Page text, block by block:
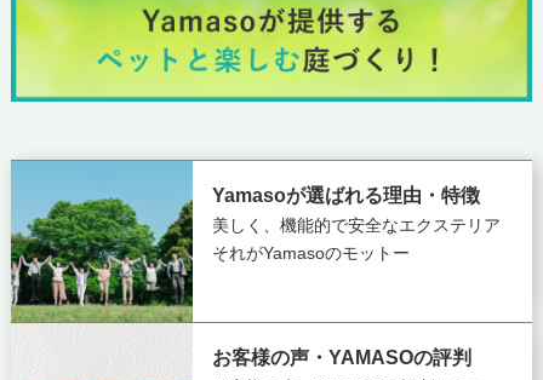
Yamasoが選ばれる理由・特徴
美しく、機能的で安全なエクステリア
それがYamasoのモットー
お客様の声・YAMASOの評判